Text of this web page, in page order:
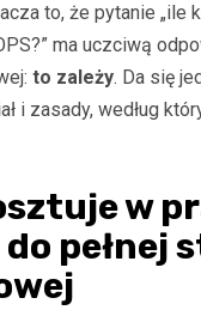
to, że pytanie „ile
ma uczciwą
to zależy. Da się
i zasady, według
w
pełnej